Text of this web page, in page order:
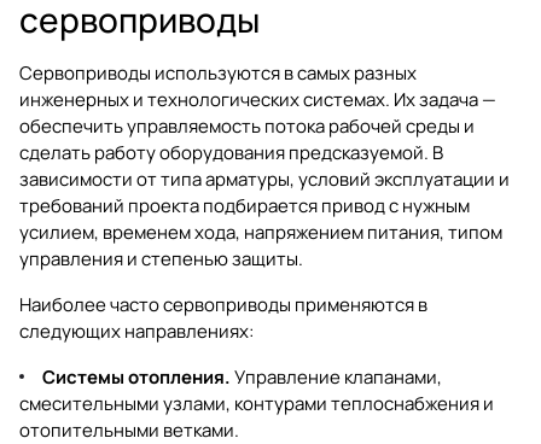
сервоприводы
Сервоприводы используются в самых разных
инженерных и технологических системах. Их задача —
обеспечить управляемость потока рабочей среды и
сделать работу оборудования предсказуемой. В
зависимости от типа арматуры, условий эксплуатации и
требований проекта подбирается привод с нужным
усилием, временем хода, напряжением питания, типом
управления и степенью защиты.
Наиболее часто сервоприводы применяются в
следующих направлениях:
Системы отопления.Управление клапанами,
смесительными узлами, контурами теплоснабжения и
отопительными ветками.